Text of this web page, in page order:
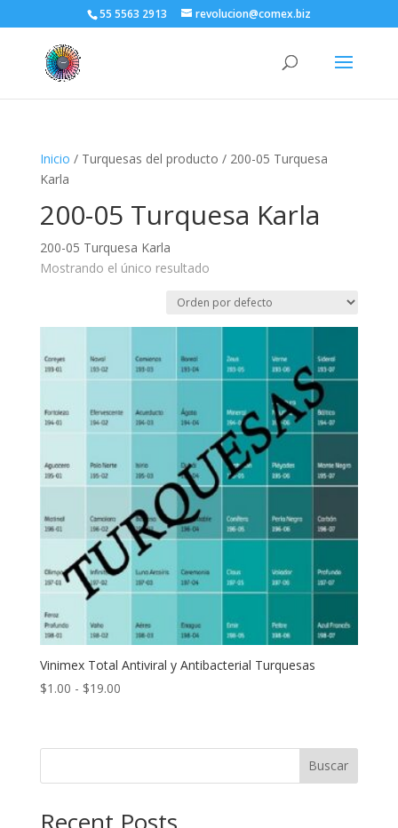
55 5563 2913 revolucion@comex.biz
Inicio / Turquesas del producto / 200-05 Turquesa
Karla
200-05 Turquesa Karla
200-05 Turquesa Karla
Mostrando el único resultado
Vinimex Total Antiviral y Antibacterial Turquesas
$1.00 - $19.00Rango
desde
Buscar
Recent Posts